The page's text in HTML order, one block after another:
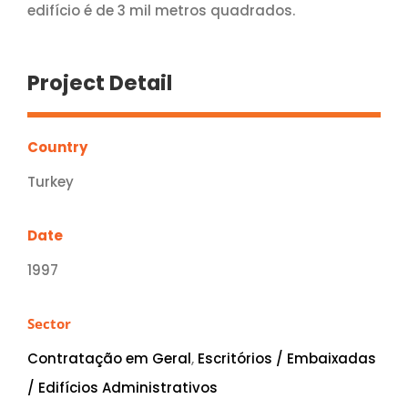
edifício é de 3 mil metros quadrados.
Project Detail
Country
Turkey
Date
1997
Sector
Contratação em Geral, Escritórios / Embaixadas
/ Edifícios Administrativos